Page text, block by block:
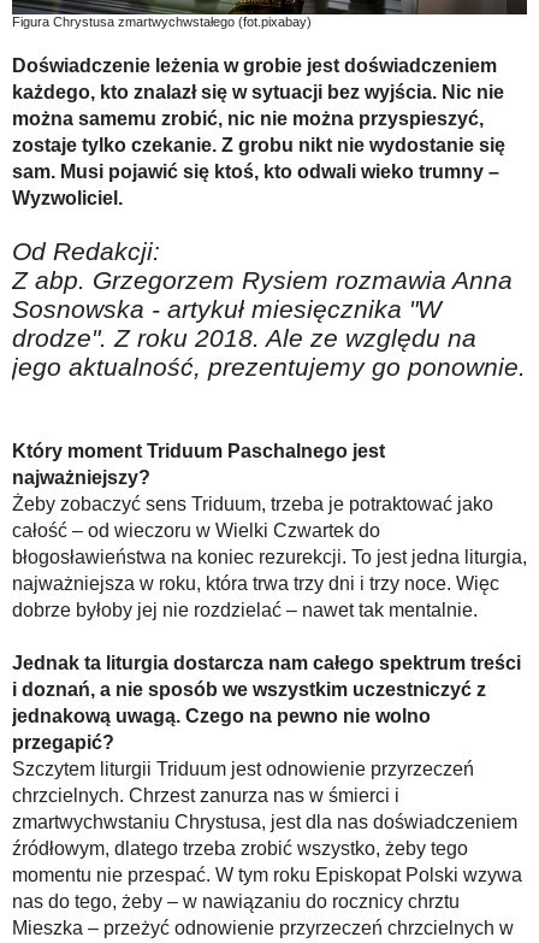
Na wesoło
Hobby i pasje
Żyj aktywnie
60plus - najcenniejsi klienci
Dobra opieka
Coś dla ducha
Smacznie i zdrowo
O finansach i społeczeństwie - edukacja nie tylko dla 60plus
Z internetem za pan brat
Bezpiecznie i w zgodzie z prawem
Figura Chrystusa zmartwychwstałego (fot.pixabay)
Doświadczenie leżenia w grobie jest doświadczeniem
każdego, kto znalazł się w sytuacji bez wyjścia. Nic nie
można samemu zrobić, nic nie można przyspieszyć,
zostaje tylko czekanie. Z grobu nikt nie wydostanie się
sam. Musi pojawić się ktoś, kto odwali wieko trumny –
Wyzwoliciel.
Od Redakcji:
Z abp. Grzegorzem Rysiem rozmawia Anna
Sosnowska - artykuł miesięcznika "W
drodze". Z roku 2018. Ale ze względu na
jego aktualność, prezentujemy go ponownie.
Który moment Triduum Paschalnego jest
najważniejszy?
Żeby zobaczyć sens Triduum, trzeba je potraktować jako
całość – od wieczoru w Wielki Czwartek do
błogosławieństwa na koniec rezurekcji. To jest jedna liturgia,
najważniejsza w roku, która trwa trzy dni i trzy noce. Więc
dobrze byłoby jej nie rozdzielać – nawet tak mentalnie.
Jednak ta liturgia dostarcza nam całego spektrum treści
i doznań, a nie sposób we wszystkim uczestniczyć z
jednakową uwagą. Czego na pewno nie wolno
przegapić?
Szczytem liturgii Triduum jest odnowienie przyrzeczeń
chrzcielnych. Chrzest zanurza nas w śmierci i
zmartwychwstaniu Chrystusa, jest dla nas doświadczeniem
źródłowym, dlatego trzeba zrobić wszystko, żeby tego
momentu nie przespać. W tym roku Episkopat Polski wzywa
nas do tego, żeby – w nawiązaniu do rocznicy chrztu
Mieszka – przeżyć odnowienie przyrzeczeń chrzcielnych w